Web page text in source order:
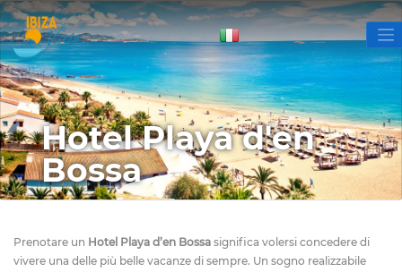
Hotel Playa d'en
Bossa
Prenotare un Hotel Playa d’en Bossa significa volersi concedere di
vivere una delle più belle vacanze di sempre. Un sogno realizzabile